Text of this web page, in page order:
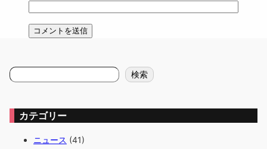
検
索
検索
カテゴリー
ニュース (41)